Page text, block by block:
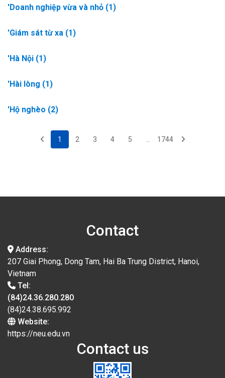
'Doanh nghiệp vừa và nhỏ (1)
'Giám sát từ xa (1)
'Hà Nội (1)
'Hài lòng (1)
'Hộ nghèo (2)
1
(current)
2 3 4 5 1744
Contact
Address:
207 Giai Phong, Dong Tam, Hai Ba Trung District, Hanoi,
Vietnam
Tel:
(84)24.36.280.280
(84)24.38.695.992
Website:
https://neu.edu.vn
Contact us